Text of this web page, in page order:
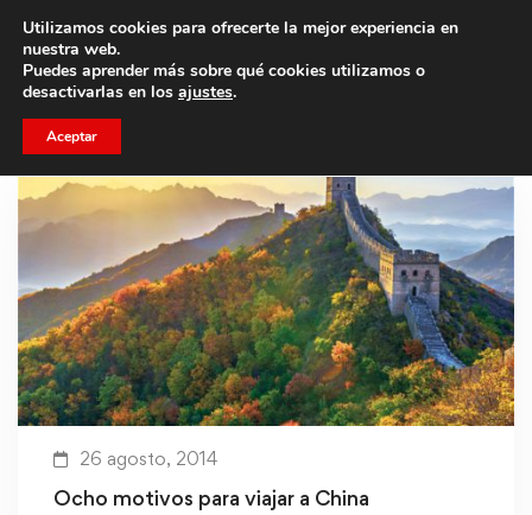
Trae a un amigo y llevaos un total de 75€ de descuento.
26 agosto, 2014
Ocho motivos para viajar a China
Utilizamos cookies para ofrecerte la mejor experiencia en
nuestra web.
Puedes aprender más sobre qué cookies utilizamos o
desactivarlas en los ajustes.
Aceptar